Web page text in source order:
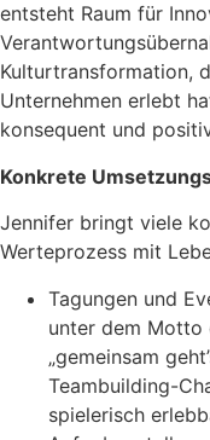
entsteht Raum für
Kulturtransformation,
Unternehmen erlebt
konsequent und
Konkrete
Jennifer bringt viele
Werteprozess mit
Tagungen und
unter dem Motto
„gemeinsam
Teambuilding-
spielerisch